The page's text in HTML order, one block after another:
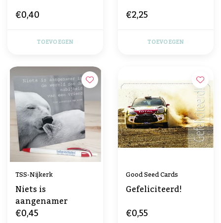
€0,40
TOEVOEGEN
€2,25
TOEVOEGEN
TSS-Nijkerk
Niets is
aangenamer
€0,45
Good Seed Cards
Gefeliciteerd!
€0,55